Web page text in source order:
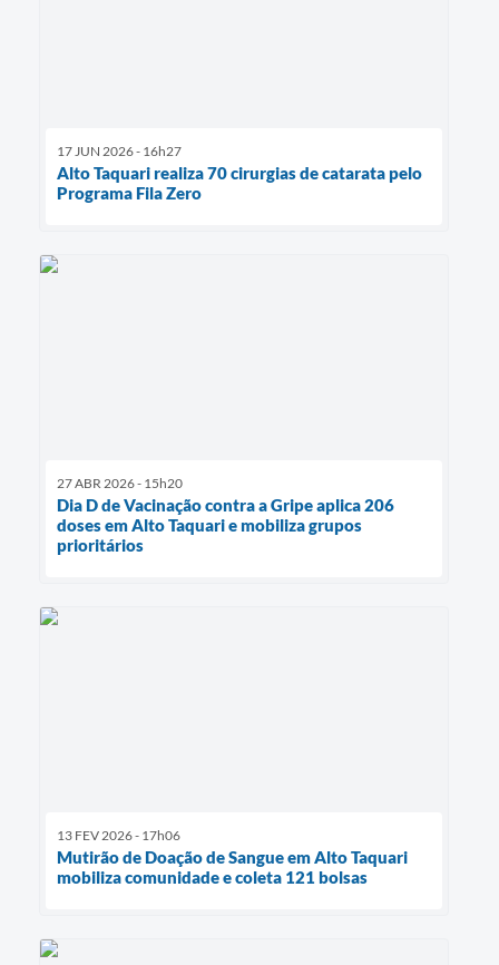
17 JUN 2026 - 16h27
Alto Taquari realiza 70 cirurgias de catarata pelo
Programa Fila Zero
27 ABR 2026 - 15h20
Dia D de Vacinação contra a Gripe aplica 206
doses em Alto Taquari e mobiliza grupos
prioritários
13 FEV 2026 - 17h06
Mutirão de Doação de Sangue em Alto Taquari
mobiliza comunidade e coleta 121 bolsas